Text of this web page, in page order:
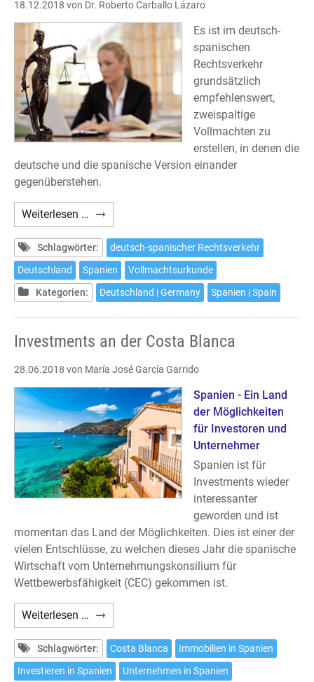
18.12.2018 von Dr. Roberto Carballo Lázaro
Es ist im deutsch-
spanischen
Rechtsverkehr
grundsätzlich
empfehlenswert,
zweispaltige
Vollmachten zu
erstellen, in denen die
deutsche und die spanische Version einander
gegenüberstehen.
Weiterlesen … Empfehlung
zur
Vollmachtsurkunde
im
deutsch-
spanischen
Rechtsverkehr
Schlagwörter:
deutsch-spanischer Rechtsverkehr
Deutschland
Spanien
Vollmachtsurkunde
Kategorien:
Deutschland | Germany Spanien | Spain
Investments an der Costa Blanca
28.06.2018 von María José García Garrido
Spanien - Ein Land
der Möglichkeiten
für Investoren und
Unternehmer
Spanien ist für
Investments wieder
interessanter
geworden und ist
momentan das Land der Möglichkeiten. Dies ist einer der
vielen Entschlüsse, zu welchen dieses Jahr die spanische
Wirtschaft vom Unternehmungskonsilium für
Wettbewerbsfähigkeit (CEC) gekommen ist.
Weiterlesen … Investments
an
der
Costa
Schlagwörter: Costa Blanca
Immobilien in Spanien
Investieren in Spanien
Unternehmen in Spanien